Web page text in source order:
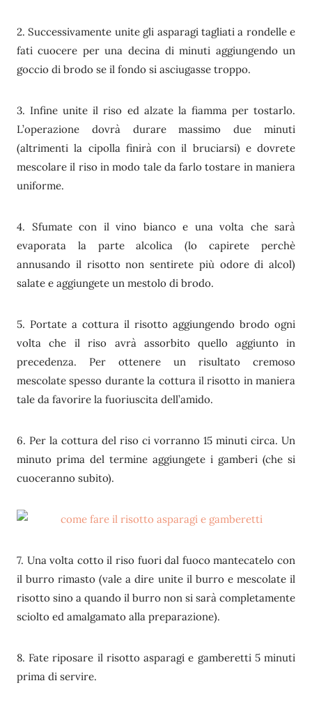
2. Successivamente unite gli asparagi tagliati a rondelle e
fati cuocere per una decina di minuti aggiungendo un
goccio di brodo se il fondo si asciugasse troppo.
3. Infine unite il riso ed alzate la fiamma per tostarlo.
L’operazione dovrà durare massimo due minuti
(altrimenti la cipolla finirà con il bruciarsi) e dovrete
mescolare il riso in modo tale da farlo tostare in maniera
uniforme.
4. Sfumate con il vino bianco e una volta che sarà
evaporata la parte alcolica (lo capirete perchè
annusando il risotto non sentirete più odore di alcol)
salate e aggiungete un mestolo di brodo.
5. Portate a cottura il risotto aggiungendo brodo ogni
volta che il riso avrà assorbito quello aggiunto in
precedenza. Per ottenere un risultato cremoso
mescolate spesso durante la cottura il risotto in maniera
tale da favorire la fuoriuscita dell’amido.
6. Per la cottura del riso ci vorranno 15 minuti circa. Un
minuto prima del termine aggiungete i gamberi (che si
cuoceranno subito).
7. Una volta cotto il riso fuori dal fuoco mantecatelo con
il burro rimasto (vale a dire unite il burro e mescolate il
risotto sino a quando il burro non si sarà completamente
sciolto ed amalgamato alla preparazione).
8. Fate riposare il risotto asparagi e gamberetti 5 minuti
prima di servire.